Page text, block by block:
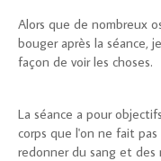
Alors que de nombreux
bouger après la séance,
façon de voir les choses.
La séance a pour
corps que l'on ne fait
redonner du sang et